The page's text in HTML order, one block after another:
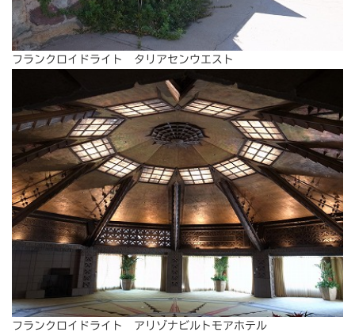
フランクロイドライト タリアセンウエスト
フランクロイドライト アリゾナビルトモアホテル